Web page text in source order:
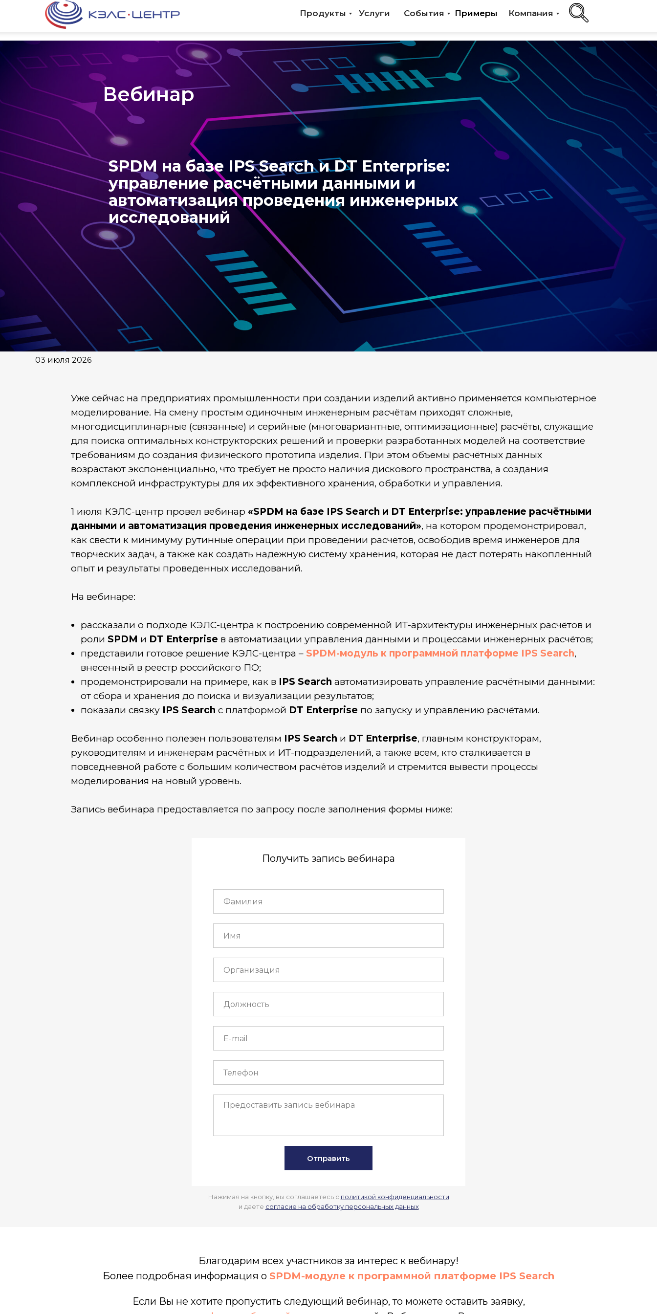
Продукты Услуги Компания
События Примеры
SPDM на базе IPS Search и DT Enterprise:
управление расчётными данными и
автоматизация проведения инженерных
исследований
Вебинар
03 июля 2026
Отправить
Уже сейчас на предприятиях промышленности при создании изделий активно применяется компьютерное
моделирование. На смену простым одиночным инженерным расчётам приходят сложные,
многодисциплинарные (связанные) и серийные (многовариантные, оптимизационные) расчёты, служащие
для поиска оптимальных конструкторских решений и проверки разработанных моделей на соответствие
требованиям до создания физического прототипа изделия. При этом объемы расчётных данных
возрастают экспоненциально, что требует не просто наличия дискового пространства, а создания
комплексной инфраструктуры для их эффективного хранения, обработки и управления.
1 июля КЭЛС-центр провел вебинар «SPDM на базе IPS Search и DT Enterprise: управление расчётными
данными и автоматизация проведения инженерных исследований», на котором продемонстрировал,
как свести к минимуму рутинные операции при проведении расчётов, освободив время инженеров для
творческих задач, а также как создать надежную систему хранения, которая не даст потерять накопленный
опыт и результаты проведенных исследований.
На вебинаре:
рассказали о подходе КЭЛС-центра к построению современной ИТ-архитектуры инженерных расчётов и
роли SPDM и DT Enterprise в автоматизации управления данными и процессами инженерных расчётов;
представили готовое решение КЭЛС-центра – SPDM-модуль к программной платформе IPS Search,
внесенный в реестр российского ПО;
продемонстрировали на примере, как в IPS Search автоматизировать управление расчётными данными:
от сбора и хранения до поиска и визуализации результатов;
показали связку IPS Search с платформой DT Enterprise по запуску и управлению расчётами.
Вебинар особенно полезен пользователям IPS Search и DT Enterprise, главным конструкторам,
руководителям и инженерам расчётных и ИТ-подразделений, а также всем, кто сталкивается в
повседневной работе с большим количеством расчётов изделий и стремится вывести процессы
моделирования на новый уровень.
Запись вебинара предоставляется по запросу после заполнения формы ниже:
Нажимая на кнопку, вы соглашаетесь c политикой конфиденциальности
и даете согласие на обработку персональных данных
Получить запись вебинара
Если Вы не хотите пропустить следующий вебинар, то можете оставить заявку,
Благодарим всех участников за интерес к вебинару!
Более подробная информация о SPDM-модуле к программной платформе IPS Search